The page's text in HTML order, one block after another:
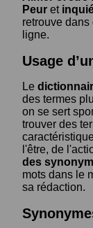
Peur et
retrouve
ligne.
Usage
Le
des termes
on se sert
trouver des
l'être, de
des
mots dans le
sa rédaction.